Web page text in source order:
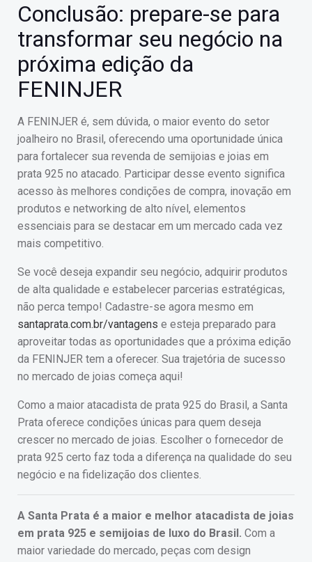
Conclusão: prepare-se para
transformar seu negócio na
próxima edição da
FENINJER
A FENINJER é, sem dúvida, o maior evento do setor
joalheiro no Brasil, oferecendo uma oportunidade única
para fortalecer sua revenda de semijoias e joias em
prata 925 no atacado. Participar desse evento significa
acesso às melhores condições de compra, inovação em
produtos e networking de alto nível, elementos
essenciais para se destacar em um mercado cada vez
mais competitivo.
Se você deseja expandir seu negócio, adquirir produtos
de alta qualidade e estabelecer parcerias estratégicas,
não perca tempo! Cadastre-se agora mesmo em
santaprata.com.br/vantagens e esteja preparado para
aproveitar todas as oportunidades que a próxima edição
da FENINJER tem a oferecer. Sua trajetória de sucesso
no mercado de joias começa aqui!
Como a maior atacadista de prata 925 do Brasil, a Santa
Prata oferece condições únicas para quem deseja
crescer no mercado de joias. Escolher o fornecedor de
prata 925 certo faz toda a diferença na qualidade do seu
negócio e na fidelização dos clientes.
A Santa Prata é a maior e melhor atacadista de joias
em prata 925 e semijoias de luxo do Brasil. Com a
maior variedade do mercado, peças com design